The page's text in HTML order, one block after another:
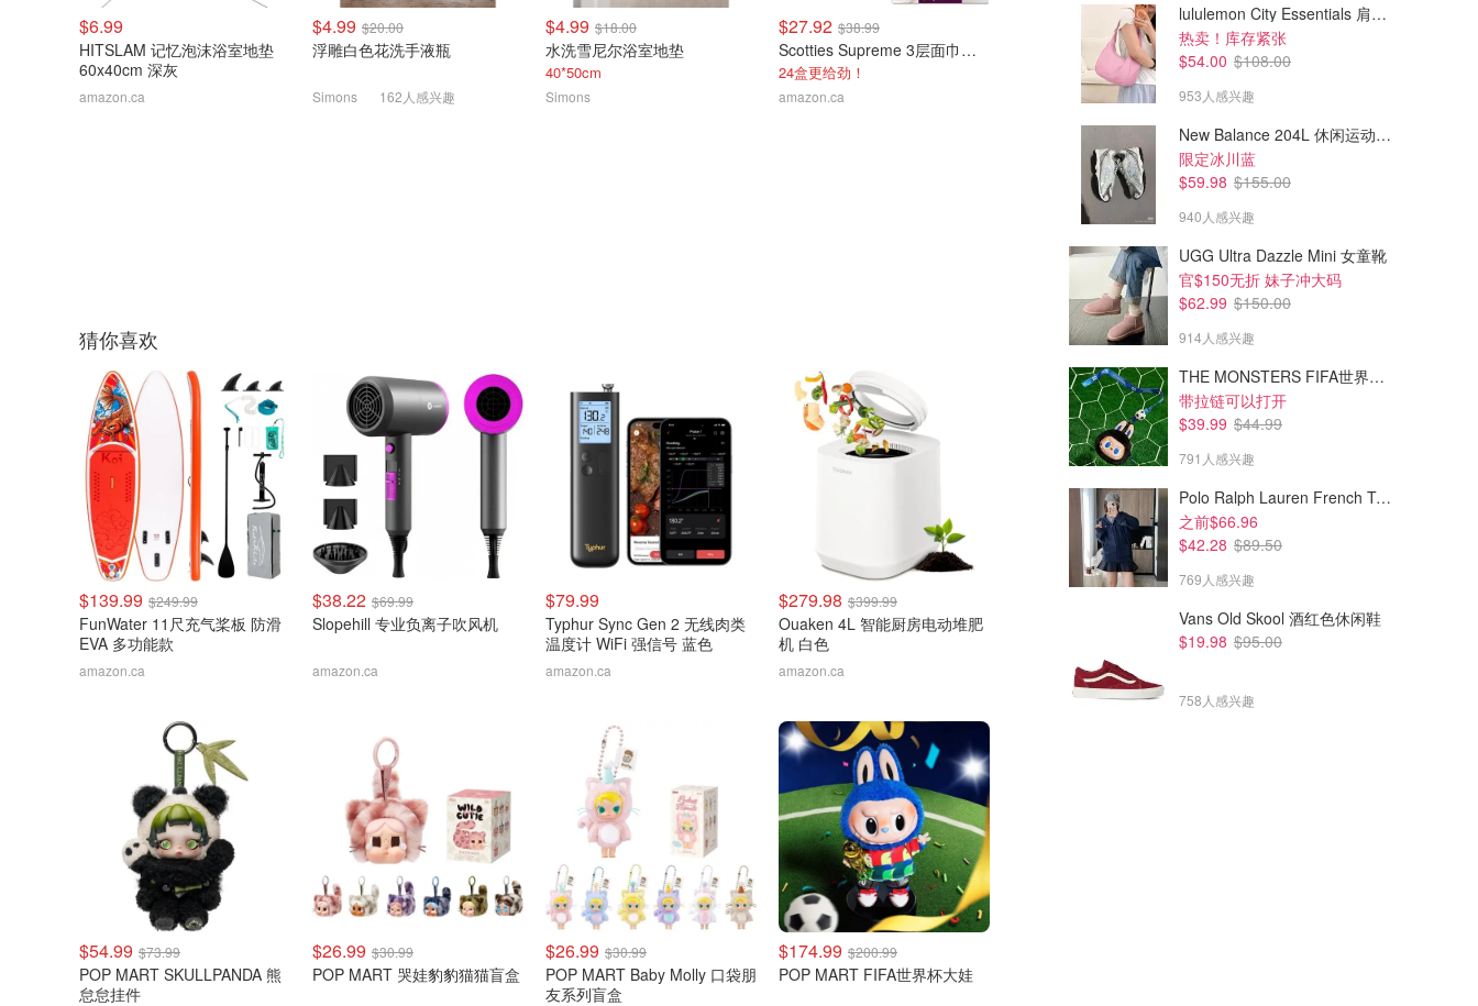
$6.99
HITSLAM 记忆泡沫浴室地垫
60x40cm 深灰
amazon.ca
$4.99 $20.00
浮雕白色花洗手液瓶
Simons 162人感兴趣
$4.99 $18.00
水洗雪尼尔浴室地垫
40*50cm
Simons
$27.92 $38.99
Scotties Supreme 3层面巾纸 24盒
24盒更给劲！
amazon.ca
Tiger厨房纸 3卷+绒感卫生纸 8卷
$554.99 $799.99
BougeRV Yuma 200W CIGS
柔性太阳能板
BougeRV
猜你喜欢
$139.99 $249.99
FunWater 11尺充气桨板 防滑
EVA 多功能款
amazon.ca
$38.22 $69.99
Slopehill 专业负离子吹风机
amazon.ca
$79.99
Typhur Sync Gen 2 无线肉类
温度计 WiFi 强信号 蓝色
amazon.ca
$279.98 $399.99
Ouaken 4L 智能厨房电动堆肥
机 白色
amazon.ca
$54.99 $73.99
POP MART SKULLPANDA 熊
怠怠挂件
$26.99 $30.99
POP MART 哭娃豹豹猫猫盲盒
$26.99 $30.99
POP MART Baby Molly 口袋朋
友系列盲盒
$174.99 $200.99
POP MART FIFA世界杯大娃
lululemon City Essentials 肩背包 4L
热卖！库存紧张
$54.00 $108.00
953人感兴趣
New Balance 204L 休闲运动鞋 蓝银色
限定冰川蓝
$59.98 $155.00
940人感兴趣
UGG Ultra Dazzle Mini 女童靴
官$150无折 妹子冲大码
$62.99 $150.00
914人感兴趣
THE MONSTERS FIFA世界杯 耳机包
带拉链可以打开
$39.99 $44.99
791人感兴趣
Polo Ralph Lauren French Terry 女童连帽卫衣 7-16码
之前$66.96
$42.28 $89.50
769人感兴趣
Vans Old Skool 酒红色休闲鞋
$19.98 $95.00
758人感兴趣